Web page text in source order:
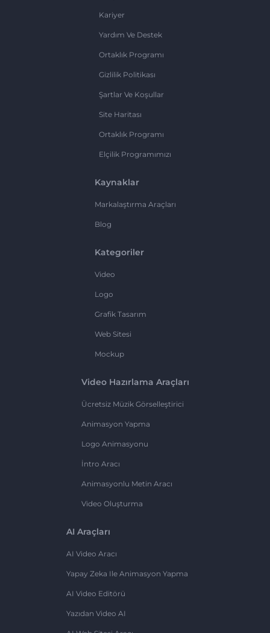
Kariyer
Yardım Ve Destek
Ortaklık Programı
Gizlilik Politikası
Şartlar Ve Koşullar
Site Haritası
Ortaklık Programı
Elçilik Programımızı
Kaynaklar
Markalaştırma Araçları
Blog
Kategoriler
Video
Logo
Grafik Tasarım
Web Sitesi
Mockup
Video Hazırlama Araçları
Ücretsiz Müzik Görselleştirici
Animasyon Yapma
Logo Animasyonu
İntro Aracı
Animasyonlu Metin Aracı
Video Oluşturma
AI Araçları
AI Video Aracı
Yapay Zeka Ile Animasyon Yapma
AI Video Editörü
Yazıdan Video AI